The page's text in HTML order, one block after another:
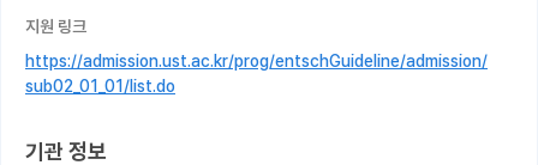
지원 링크
https://admission.ust.ac.kr/prog/entschGuideline/admission/
sub02_01_01/list.do
기관 정보